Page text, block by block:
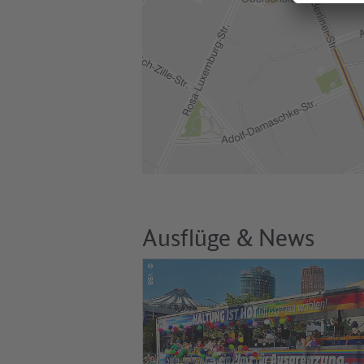
Ausflüge & News
©
VBB